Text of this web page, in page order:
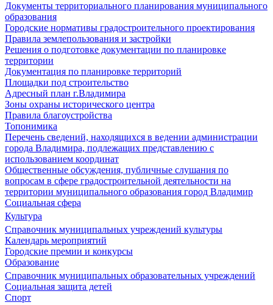
Документы территориального планирования муниципального
образования
Городские нормативы градостроительного проектирования
Правила землепользования и застройки
Решения о подготовке документации по планировке
территории
Документация по планировке территорий
Площадки под строительство
Адресный план г.Владимира
Зоны охраны исторического центра
Правила благоустройства
Топонимика
Перечень сведений, находящихся в ведении администрации
города Владимира, подлежащих представлению с
использованием координат
Общественные обсуждения, публичные слушания по
вопросам в сфере градостроительной деятельности на
территории муниципального образования город Владимир
Социальная сфера
Культура
Справочник муниципальных учреждений культуры
Календарь мероприятий
Городские премии и конкурсы
Образование
Справочник муниципальных образовательных учреждений
Социальная защита детей
Спорт